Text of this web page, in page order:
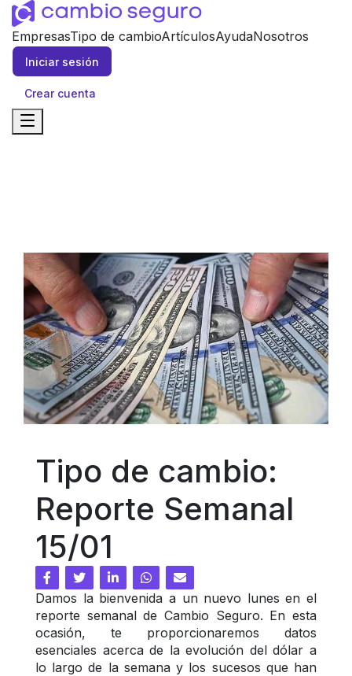
EmpresasTipo de cambioArtículosAyudaNosotros
Iniciar sesión
Crear cuenta
Tipo de cambio:
Reporte Semanal
15/01
Damos la bienvenida a un nuevo lunes en el
reporte semanal de Cambio Seguro. En esta
ocasión, te proporcionaremos datos
esenciales acerca de la evolución del dólar a
lo largo de la semana y los sucesos que han